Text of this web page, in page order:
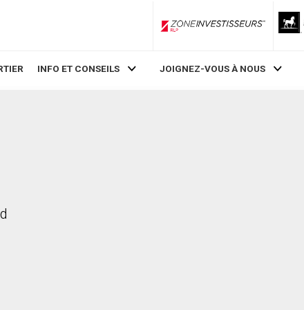
ZoneInvestisseurs RLP
INFO ET CONSEILS JOIGNEZ-VOUS À NOUS